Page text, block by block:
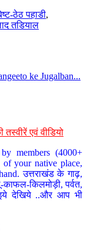
ठेठ पहाडी,
तडियाल
ke Jugalban...
एवं वीडियो
members (4000+
of your native place,
उत्तराखंड के गाढ़,
किलमोड़ी, पर्वत,
देखिये ..और आप भी